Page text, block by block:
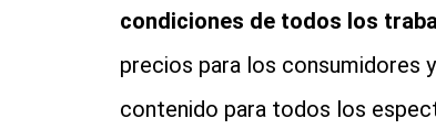
condiciones de todos los
precios para los consumidores
contenido para todos los